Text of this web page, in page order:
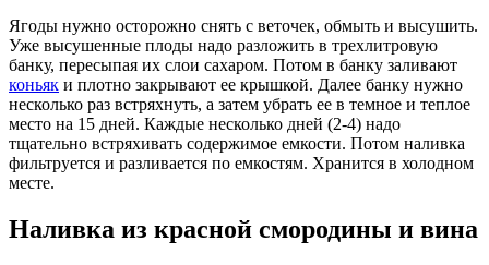
Ягоды нужно осторожно снять с веточек, обмыть и высушить.
Уже высушенные плоды надо разложить в трехлитровую
банку, пересыпая их слои сахаром. Потом в банку заливают
коньяк и плотно закрывают ее крышкой. Далее банку нужно
несколько раз встряхнуть, а затем убрать ее в темное и теплое
место на 15 дней. Каждые несколько дней (2-4) надо
тщательно встряхивать содержимое емкости. Потом наливка
фильтруется и разливается по емкостям. Хранится в холодном
месте.
Наливка из красной смородины и вина